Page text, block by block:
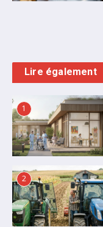
Lire également
1
2